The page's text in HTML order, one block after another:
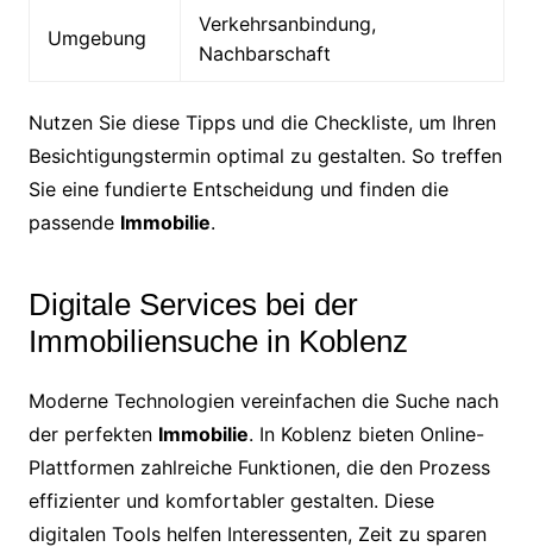
Umgebung
Verkehrsanbindung,
Nachbarschaft
Nutzen Sie diese Tipps und die Checkliste, um Ihren
Besichtigungstermin optimal zu gestalten. So treffen
Sie eine fundierte Entscheidung und finden die
passende Immobilie.
Digitale Services bei der
Immobiliensuche in Koblenz
Moderne Technologien vereinfachen die Suche nach
der perfekten Immobilie. In Koblenz bieten Online-
Plattformen zahlreiche Funktionen, die den Prozess
effizienter und komfortabler gestalten. Diese
digitalen Tools helfen Interessenten, Zeit zu sparen